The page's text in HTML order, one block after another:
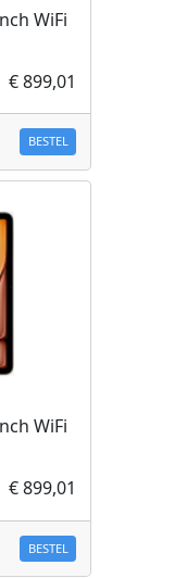
WiFi
€ 899,01
BESTEL
WiFi
€ 899,01
BESTEL